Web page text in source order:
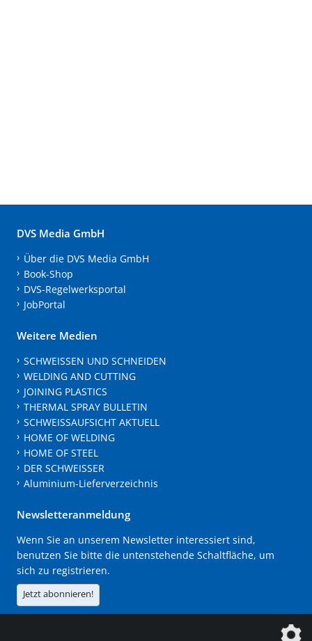
DVS Media GmbH
Über die DVS Media GmbH
Book-Shop
DVS-Regelwerksportal
JobPortal
Weitere Medien
SCHWEISSEN UND SCHNEIDEN
WELDING AND CUTTING
JOINING PLASTICS
THERMAL SPRAY BULLETIN
SCHWEISSAUFSICHT AKTUELL
HOME OF WELDING
HOME OF STEEL
DER SCHWEISSER
Aluminium-Lieferverzeichnis
Newsletteranmeldung
Wenn Sie an unserem Newsletter interessiert sind,
benutzen Sie bitte die untenstehende Schaltfläche, um
sich zu registrieren.
Jetzt abonnieren!